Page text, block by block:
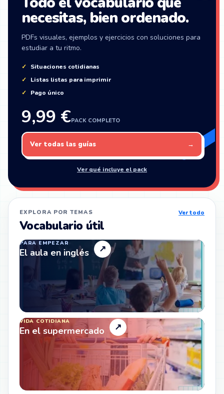
necesitas, bien ordenado.
PDFs visuales, ejemplos y ejercicios con soluciones para
estudiar a tu ritmo.
Situaciones cotidianas
Listas listas para imprimir
Pago único
9,99 €PACK COMPLETO
Ver todas las guías →
Ver qué incluye el pack
EXPLORA POR TEMAS
Vocabulario útil
Ver todo
PARA EMPEZAR
El aula en inglés ↗
VIDA COTIDIANA
En el supermercado ↗